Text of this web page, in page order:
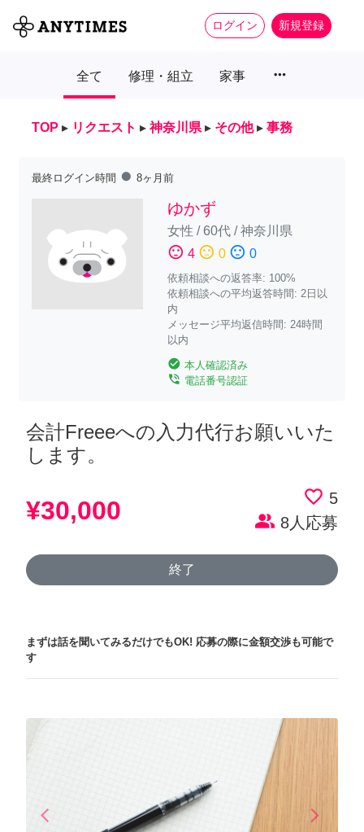
ログイン 新規登録
全て 修理・組立 家事 more_horiz
TOP ▸ リクエスト ▸ 神奈川県 ▸ その他 ▸ 事務
最終ログイン時間 fiber_manual_record 8ヶ月前
ゆかず
女性 /60代/神奈川県
sentiment_satisfied 4 sentiment_neutral 0 sentiment_dissatisfied 0
依頼相談への返答率: 100%
依頼相談への平均返答時間: 2日以
内
メッセージ平均返信時間: 24時間
以内
check_circle 本人確認済み
phone_in_talk 電話番号認証
会計Freeeへの入力代行お願いいた
します。
¥30,000 favorite_border 5
people_alt 8人応募
終了
まずは話を聞いてみるだけでもOK! 応募の際に金額交渉も可能で
す
arrow_back_iosPrevious arrow_forward_iosNext